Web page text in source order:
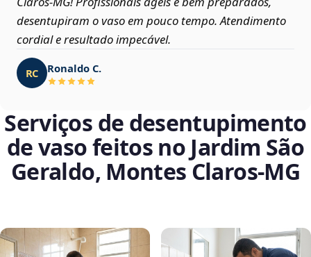
desentupiram o vaso em pouco tempo. Atendimento
cordial e resultado impecável.
RC Ronaldo C.
Serviços de desentupimento
de vaso feitos no Jardim São
Geraldo, Montes Claros‑MG